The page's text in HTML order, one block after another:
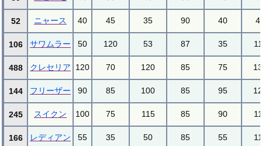
52 ニャース 40 45 35 90 40
106 サワムラー 50 120 53 87 35
488 クレセリア 120 70 120 85 75
144 フリーザー 90 85 100 85 95
245 スイクン 100 75 115 85 90
166 レディアン 55 35 50 85 55